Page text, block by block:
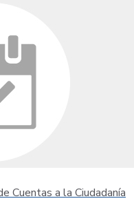
Cuentas a la Ciudadanía